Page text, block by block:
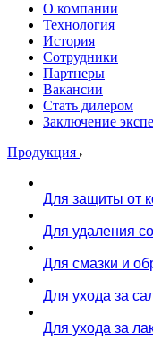
О компании
Технология
История
Сотрудники
Партнеры
Вакансии
Стать дилером
Заключение
Продукция
Для защиты от
Для удаления
Для смазки и
Для ухода за
Для ухода за